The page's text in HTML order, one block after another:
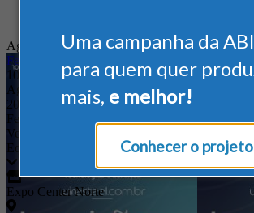
Uma campanha da
para quem quer
mais, e melhor!
Conhecer o projeto
Agenda
Feira Nacional
10
Ago
2026
Feira Internacional da Cadeia Produtiva de
Vergalhões + Aços, Tubos, Perfis, Chapas,
Equipamentos, Tecnologias e Serviços
Expo Center Norte